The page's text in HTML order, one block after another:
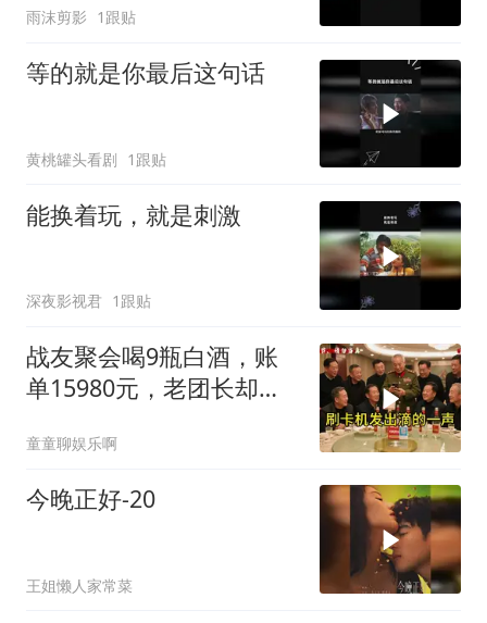
雨沫剪影 1跟贴
等的就是你最后这句话
黄桃罐头看剧 1跟贴
能换着玩，就是刺激
深夜影视君 1跟贴
战友聚会喝9瓶白酒，账
单15980元，老团长却不
童童聊娱乐啊
今晚正好-20
王姐懒人家常菜